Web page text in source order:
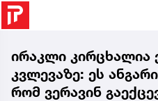
ირაკლი კირცხალია
კვლევაზე: ეს
რომ ვერავინ